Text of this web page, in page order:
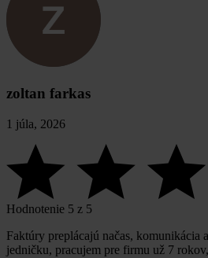
zoltan farkas
1 júla, 2026
Hodnotenie 5 z 5
Faktúry preplácajú načas, komunikácia
jedničku, pracujem pre firmu už 7